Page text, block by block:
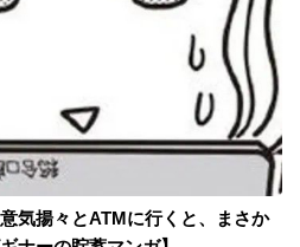
気揚々とATMに行くと、まさか